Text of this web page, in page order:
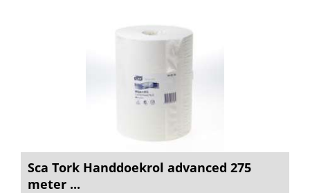
Sca Tork Handdoekrol advanced 275
meter ...